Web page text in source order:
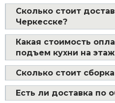
Сколько стоит
Черкесске?
Какая стоимость
подъем кухни на
Сколько стоит
Есть ли доставка по